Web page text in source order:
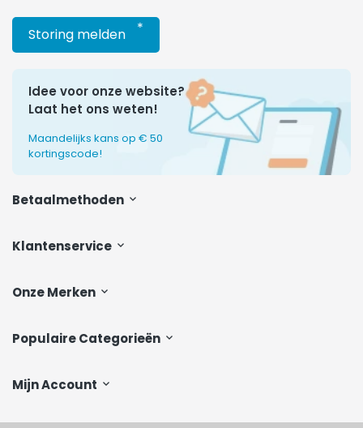
Klantenservice
Onze Merken
Populaire Categorieën
Mijn Account
Storing melden *
Idee voor onze website?
Laat het ons weten!
Maandelijks kans op € 50
kortingscode!
Betaalmethoden